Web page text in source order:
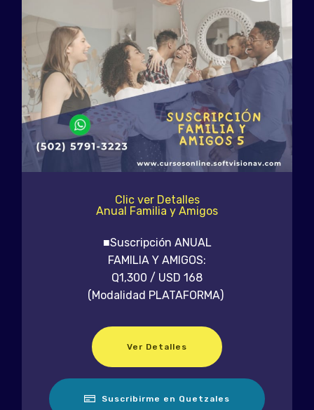
Clic ver Detalles
Anual Familia y Amigos
■Suscripción ANUAL
FAMILIA Y AMIGOS:
Q1,300 / USD 168
(Modalidad PLATAFORMA)
Ver Detalles
Suscribirme en Quetzales